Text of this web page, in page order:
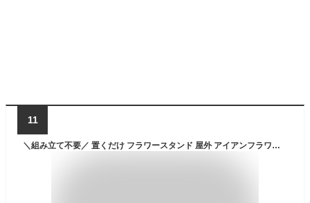
11
＼組み立て不要／ 置くだけ フラワースタンド 屋外 アイアンフラワーシェルフ2段 フラワーラック プランタースタンド プランター スタンド ガーデンラック おしゃれ 屋内 黒 白 コンパクト PSG02